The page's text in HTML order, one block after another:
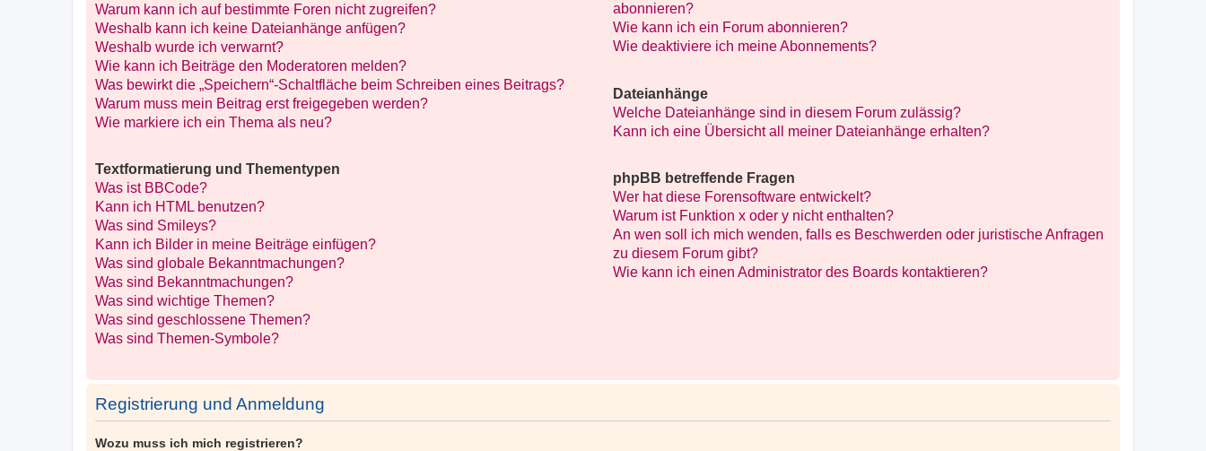
Warum kann ich auf bestimmte Foren nicht zugreifen?
Weshalb kann ich keine Dateianhänge anfügen?
Weshalb wurde ich verwarnt?
Wie kann ich Beiträge den Moderatoren melden?
Was bewirkt die „Speichern“-Schaltfläche beim Schreiben eines Beitrags?
Warum muss mein Beitrag erst freigegeben werden?
Wie markiere ich ein Thema als neu?
Textformatierung und Thementypen
Was ist BBCode?
Kann ich HTML benutzen?
Was sind Smileys?
Kann ich Bilder in meine Beiträge einfügen?
Was sind globale Bekanntmachungen?
Was sind Bekanntmachungen?
Was sind wichtige Themen?
Was sind geschlossene Themen?
Was sind Themen-Symbole?
abonnieren?
Wie kann ich ein Forum abonnieren?
Wie deaktiviere ich meine Abonnements?
Dateianhänge
Welche Dateianhänge sind in diesem Forum zulässig?
Kann ich eine Übersicht all meiner Dateianhänge erhalten?
phpBB betreffende Fragen
Wer hat diese Forensoftware entwickelt?
Warum ist Funktion x oder y nicht enthalten?
An wen soll ich mich wenden, falls es Beschwerden oder juristische Anfragen
zu diesem Forum gibt?
Wie kann ich einen Administrator des Boards kontaktieren?
Registrierung und Anmeldung
Wozu muss ich mich registrieren?